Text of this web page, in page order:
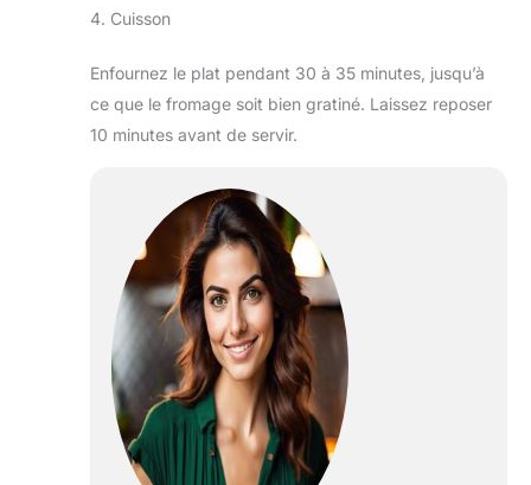
4. Cuisson
Enfournez le plat pendant 30 à 35 minutes, jusqu’à
ce que le fromage soit bien gratiné. Laissez reposer
10 minutes avant de servir.